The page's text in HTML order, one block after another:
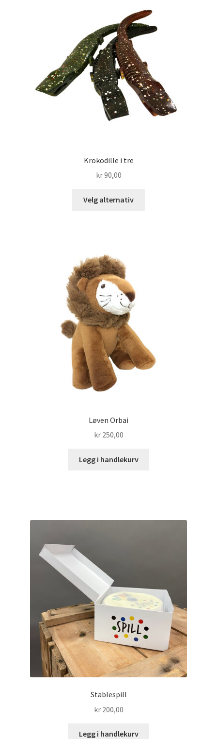
Krokodille i tre
kr90,00
Velg alternativ
Løven Orbai
kr250,00
Legg i handlekurv
Stablespill
kr200,00
Legg i handlekurv